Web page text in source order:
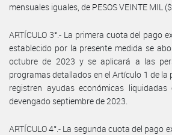
mensuales iguales, de PESOS VEINTE MIL
ARTÍCULO 3°.- La primera cuota del pago
establecido por la presente medida se
octubre de 2023 y se aplicará a las
programas detallados en el Artículo 1 de la
registren ayudas económicas
devengado septiembre de 2023.
ARTÍCULO 4°.- La segunda cuota del pago